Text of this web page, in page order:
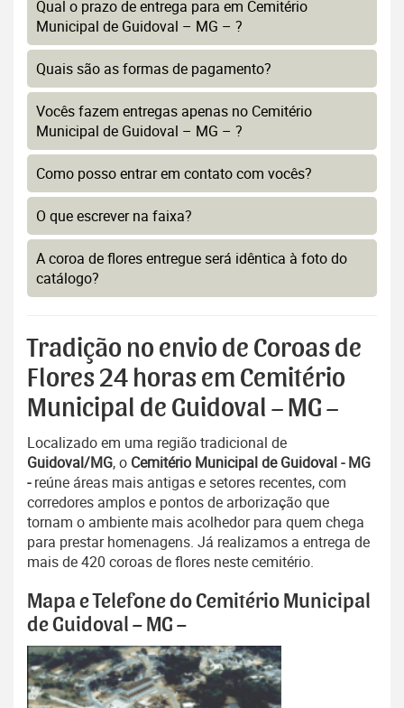
Qual o prazo de entrega para em Cemitério
Municipal de Guidoval – MG – ?
Quais são as formas de pagamento?
Vocês fazem entregas apenas no Cemitério
Municipal de Guidoval – MG – ?
Como posso entrar em contato com vocês?
O que escrever na faixa?
A coroa de flores entregue será idêntica à foto do
catálogo?
Tradição no envio de Coroas de
Flores 24 horas em Cemitério
Municipal de Guidoval – MG –
Localizado em uma região tradicional de
Guidoval/MG, o Cemitério Municipal de Guidoval - MG
-reúne áreas mais antigas e setores recentes, com
corredores amplos e pontos de arborização que
tornam o ambiente mais acolhedor para quem chega
para prestar homenagens. Já realizamos a entrega de
mais de 420 coroas de flores neste cemitério.
Mapa e Telefone do Cemitério Municipal
de Guidoval – MG –